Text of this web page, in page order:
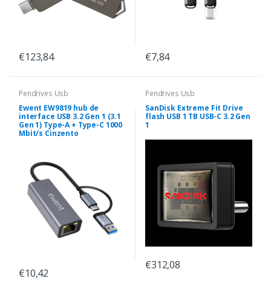
€123,84 €7,84
Pendrives Usb
Ewent EW9819 hub de
interface USB 3.2 Gen 1 (3.1
Gen 1) Type-A + Type-C 1000
Mbit/s Cinzento
€10,42
Pendrives Usb
SanDisk Extreme Fit Drive
flash USB 1 TB USB-C 3.2 Gen
1
€312,08